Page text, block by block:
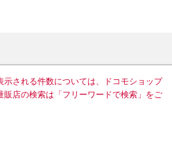
示される件数については、ドコモショップ
店の検索は「フリーワードで検索」をご